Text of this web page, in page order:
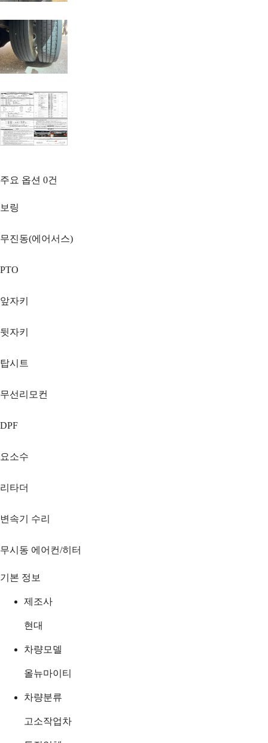
주요 옵션 0건
보링
무진동(에어서스)
PTO
앞자키
뒷자키
탑시트
무선리모컨
DPF
요소수
리타더
변속기 수리
무시동 에어컨/히터
기본 정보
제조사
현대
차량모델
올뉴마이티
차량분류
고소작업차